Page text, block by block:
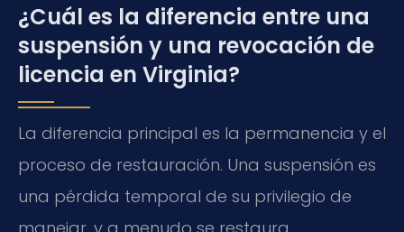
¿Cuál es la diferencia entre una
suspensión y una revocación de
licencia en Virginia?
La diferencia principal es la permanencia y el
proceso de restauración. Una suspensión es
una pérdida temporal de su privilegio de